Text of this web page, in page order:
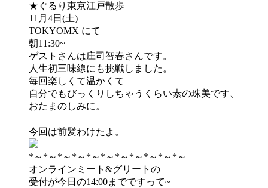
★ぐるり東京江戸散歩
11月4日(土)
TOKYOMX にて
朝11:30~
ゲストさんは庄司智春さんです。
人生初三味線にも挑戦しました。
毎回楽しくて温かくて
自分でもびっくりしちゃうくらい素の珠美です、
おたまのしみに。
今回は前髪わけたよ。
*～*～*～*～*～*～*～*～*～*～*～
オンラインミート&グリートの
受付が今日の14:00までですって~